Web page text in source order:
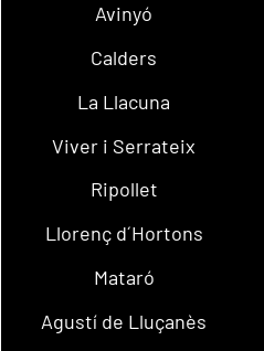
Avinyó
Calders
La Llacuna
Viver i Serrateix
Ripollet
Llorenç d´Hortons
Mataró
Agustí de Lluçanès